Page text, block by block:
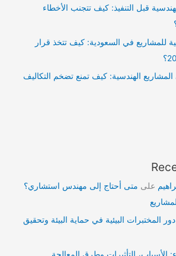
قبل التنفيذ: كيف تتجنب الأخطاء
للمشاريع في السعودية: كيف تتخذ قرار
المشاريع الهندسية: كيف تمنع تضخم التكاليف
على متى أحتاج إلى مهندس استشاري؟
دور المختبرات البيئية في حماية البيئة وتحقيق
الأسباب، التأثيرات وطرق المعالجة